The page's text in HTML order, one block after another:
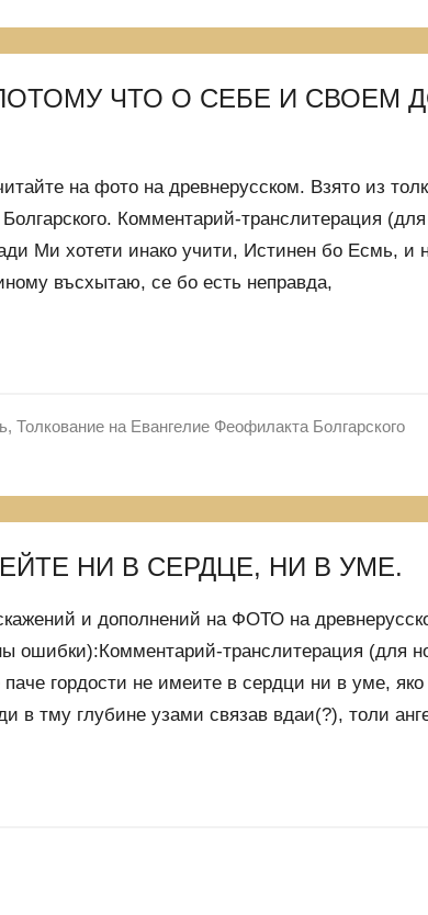
ЧТО О СЕБЕ И СВОЕМ
на фото на древнерусском. Взято из
Комментарий-транслитерация
Ми хотети инако учити, Истинен бо Есмь, и
въсхытаю, се бо есть неправда,
, Толкование на Евангелие Феофилакта Болгарского
НИ В СЕРДЦЕ, НИ В УМЕ.
и дополнений на ФОТО на
ошибки):Комментарий-транслитерация (для
гордости не имеите в сердци ни в уме, яко
в тму глубине узами связав вдаи(?), толи